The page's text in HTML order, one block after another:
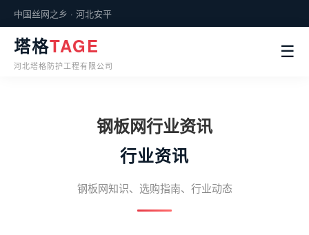
中国丝网之乡 · 河北安平
塔格TAGE
河北塔格防护工程有限公司
☰
钢板网行业资讯
行业资讯
钢板网知识、选购指南、行业动态